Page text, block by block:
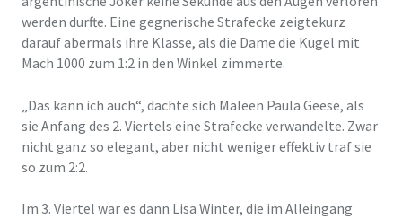
werden durfte. Eine gegnerische Strafecke zeigtekurz
daraufabermals ihre Klasse, als die Dame die Kugel mit
Mach 1000 zum 1:2 in den Winkel zimmerte.
„Das kann ich auch“, dachte sich Maleen Paula Geese, als
sie Anfang des 2. Viertels eine Strafecke verwandelte. Zwar
nicht ganz so elegant, aber nicht weniger effektiv traf sie
so zum 2:2.
Im 3. Viertel war es dann Lisa Winter, die im Alleingang